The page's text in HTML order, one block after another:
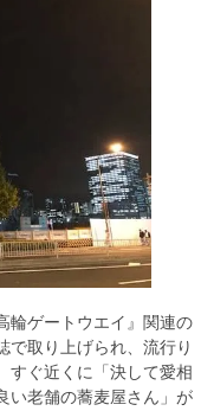
輪ゲートウエイ』関連の
で取り上げられ、流行り
すぐ近くに「決して愛相
い老舗の蕎麦屋さん」が